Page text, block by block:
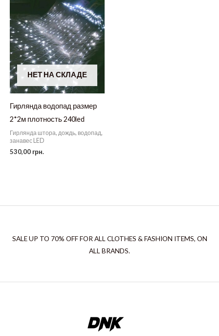
НЕТ НА СКЛАДЕ
Гирлянда водопад размер
2*2м плотность 240led
Гирлянда штора, дождь, водопад,
занавес LED
530,00 грн.
SALE UP TO 70% OFF FOR ALL CLOTHES & FASHION ITEMS, ON
ALL BRANDS.